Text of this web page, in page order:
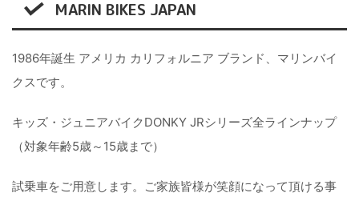
MARIN BIKES JAPAN
1986年誕生 アメリカ カリフォルニア ブランド、マリンバイ
クスです。
キッズ・ジュニアバイクDONKY JRシリーズ全ラインナップ
（対象年齢5歳～15歳まで）
試乗車をご用意します。ご家族皆様が笑顔になって頂ける事